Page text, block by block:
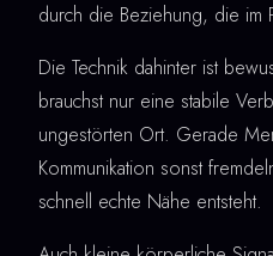
durch die Beziehung, die im
Die Technik dahinter ist
brauchst nur eine stabile
ungestörten Ort. Gerade
Kommunikation sonst
schnell echte Nähe entsteht.